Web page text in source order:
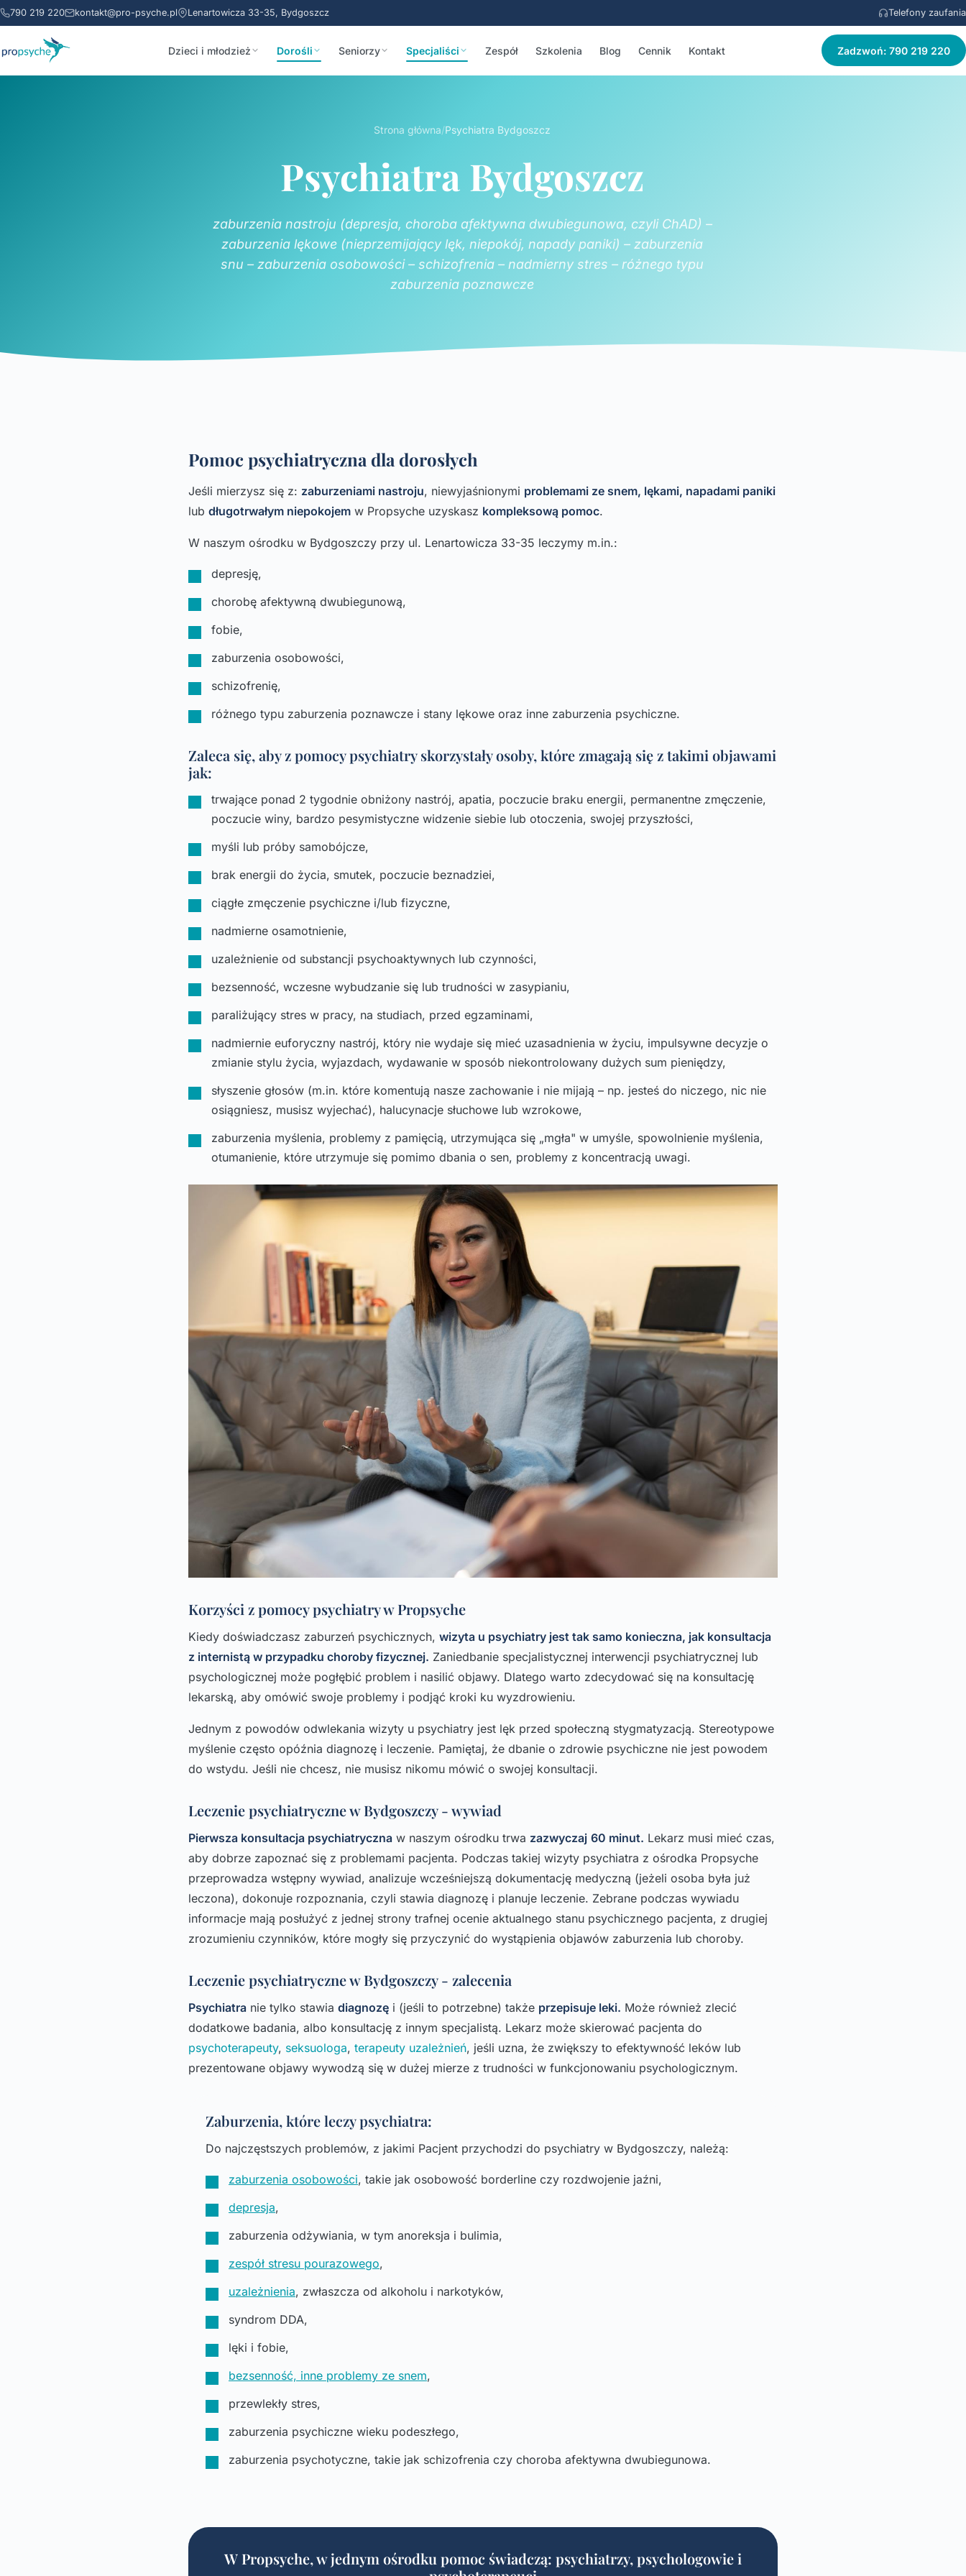
790 219 220 kontakt@pro-psyche.pl Lenartowicza 33-35, Bydgoszcz Telefony zaufania
Dzieci i młodzież Dorośli Seniorzy Specjaliści Zespół Szkolenia Blog Cennik Kontakt Zadzwoń: 790 219 220
Strona główna/Psychiatra Bydgoszcz
Psychiatra Bydgoszcz
zaburzenia nastroju (depresja, choroba afektywna dwubiegunowa, czyli ChAD) –
zaburzenia lękowe (nieprzemijający lęk, niepokój, napady paniki) – zaburzenia
snu – zaburzenia osobowości – schizofrenia – nadmierny stres – różnego typu
zaburzenia poznawcze
Pomoc psychiatryczna dla dorosłych
Jeśli mierzysz się z: zaburzeniami nastroju, niewyjaśnionymi problemami ze snem, lękami, napadami paniki
lub długotrwałym niepokojem w Propsyche uzyskasz kompleksową pomoc.
W naszym ośrodku w Bydgoszczy przy ul. Lenartowicza 33-35 leczymy m.in.:
depresję,
chorobę afektywną dwubiegunową,
fobie,
zaburzenia osobowości,
schizofrenię,
różnego typu zaburzenia poznawcze i stany lękowe oraz inne zaburzenia psychiczne.
Zaleca się, aby z pomocy psychiatry skorzystały osoby, które zmagają się z takimi objawami
jak:
trwające ponad 2 tygodnie obniżony nastrój, apatia, poczucie braku energii, permanentne zmęczenie,
poczucie winy, bardzo pesymistyczne widzenie siebie lub otoczenia, swojej przyszłości,
myśli lub próby samobójcze,
brak energii do życia, smutek, poczucie beznadziei,
ciągłe zmęczenie psychiczne i/lub fizyczne,
nadmierne osamotnienie,
uzależnienie od substancji psychoaktywnych lub czynności,
bezsenność, wczesne wybudzanie się lub trudności w zasypianiu,
paraliżujący stres w pracy, na studiach, przed egzaminami,
nadmiernie euforyczny nastrój, który nie wydaje się mieć uzasadnienia w życiu, impulsywne decyzje o
zmianie stylu życia, wyjazdach, wydawanie w sposób niekontrolowany dużych sum pieniędzy,
słyszenie głosów (m.in. które komentują nasze zachowanie i nie mijają – np. jesteś do niczego, nic nie
osiągniesz, musisz wyjechać), halucynacje słuchowe lub wzrokowe,
zaburzenia myślenia, problemy z pamięcią, utrzymująca się „mgła" w umyśle, spowolnienie myślenia,
otumanienie, które utrzymuje się pomimo dbania o sen, problemy z koncentracją uwagi.
Korzyści z pomocy psychiatry w Propsyche
Kiedy doświadczasz zaburzeń psychicznych, wizyta u psychiatry jest tak samo konieczna, jak konsultacja
z internistą w przypadku choroby fizycznej. Zaniedbanie specjalistycznej interwencji psychiatrycznej lub
psychologicznej może pogłębić problem i nasilić objawy. Dlatego warto zdecydować się na konsultację
lekarską, aby omówić swoje problemy i podjąć kroki ku wyzdrowieniu.
Jednym z powodów odwlekania wizyty u psychiatry jest lęk przed społeczną stygmatyzacją. Stereotypowe
myślenie często opóźnia diagnozę i leczenie. Pamiętaj, że dbanie o zdrowie psychiczne nie jest powodem
do wstydu. Jeśli nie chcesz, nie musisz nikomu mówić o swojej konsultacji.
Leczenie psychiatryczne w Bydgoszczy - wywiad
Pierwsza konsultacja psychiatryczna w naszym ośrodku trwa zazwyczaj 60 minut. Lekarz musi mieć czas,
aby dobrze zapoznać się z problemami pacjenta. Podczas takiej wizyty psychiatra z ośrodka Propsyche
przeprowadza wstępny wywiad, analizuje wcześniejszą dokumentację medyczną (jeżeli osoba była już
leczona), dokonuje rozpoznania, czyli stawia diagnozę i planuje leczenie. Zebrane podczas wywiadu
informacje mają posłużyć z jednej strony trafnej ocenie aktualnego stanu psychicznego pacjenta, z drugiej
zrozumieniu czynników, które mogły się przyczynić do wystąpienia objawów zaburzenia lub choroby.
Leczenie psychiatryczne w Bydgoszczy - zalecenia
Psychiatra nie tylko stawia diagnozę i (jeśli to potrzebne) także przepisuje leki. Może również zlecić
dodatkowe badania, albo konsultację z innym specjalistą. Lekarz może skierować pacjenta do
psychoterapeuty, seksuologa, terapeuty uzależnień, jeśli uzna, że zwiększy to efektywność leków lub
prezentowane objawy wywodzą się w dużej mierze z trudności w funkcjonowaniu psychologicznym.
Zaburzenia, które leczy psychiatra:
Do najczęstszych problemów, z jakimi Pacjent przychodzi do psychiatry w Bydgoszczy, należą:
zaburzenia osobowości, takie jak osobowość borderline czy rozdwojenie jaźni,
depresja,
zaburzenia odżywiania, w tym anoreksja i bulimia,
zespół stresu pourazowego,
uzależnienia, zwłaszcza od alkoholu i narkotyków,
syndrom DDA,
lęki i fobie,
bezsenność, inne problemy ze snem,
przewlekły stres,
zaburzenia psychiczne wieku podeszłego,
zaburzenia psychotyczne, takie jak schizofrenia czy choroba afektywna dwubiegunowa.
W Propsyche, w jednym ośrodku pomoc świadczą: psychiatrzy, psychologowie i